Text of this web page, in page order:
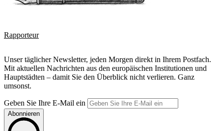
Rapporteur
Unser täglicher Newsletter, jeden Morgen direkt in Ihrem Postfach.
Mit aktuellen Nachrichten aus den europäischen Institutionen und
Hauptstädten – damit Sie den Überblick nicht verlieren. Ganz
umsonst.
Geben Sie Ihre E-Mail ein
Abonnieren